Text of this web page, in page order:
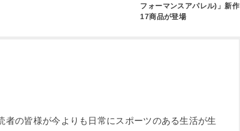
フォーマンスアパレル)」新作
17商品が登場
者の皆様が今よりも日常にスポーツのある生活が生